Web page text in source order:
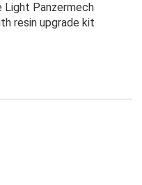
Panzermech
resin upgrade kit